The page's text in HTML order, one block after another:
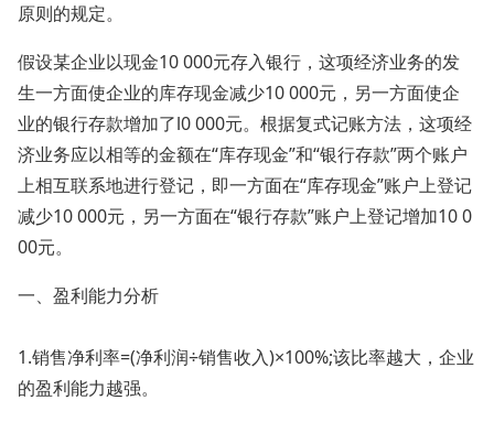
原则的规定。
假设某企业以现金10 000元存入银行，这项经济业务的发
生一方面使企业的库存现金减少10 000元，另一方面使企
业的银行存款增加了l0 000元。根据复式记账方法，这项经
济业务应以相等的金额在“库存现金”和“银行存款”两个账户
上相互联系地进行登记，即一方面在“库存现金”账户上登记
减少10 000元，另一方面在“银行存款”账户上登记增加10 0
00元。
一、盈利能力分析
1.销售净利率=(净利润÷销售收入)×100%;该比率越大，企业
的盈利能力越强。